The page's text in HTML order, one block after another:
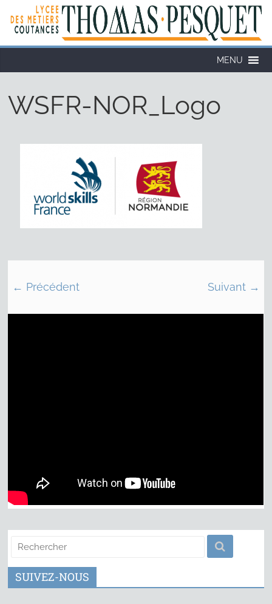
MENU
WSFR-NOR_Logo
← Précédent Suivant →
SUIVEZ-NOUS